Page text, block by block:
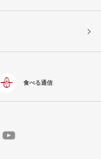
食べる通信